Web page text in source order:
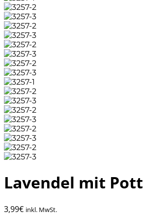
Lavendel mit Pott
3,99€ inkl. MwSt.